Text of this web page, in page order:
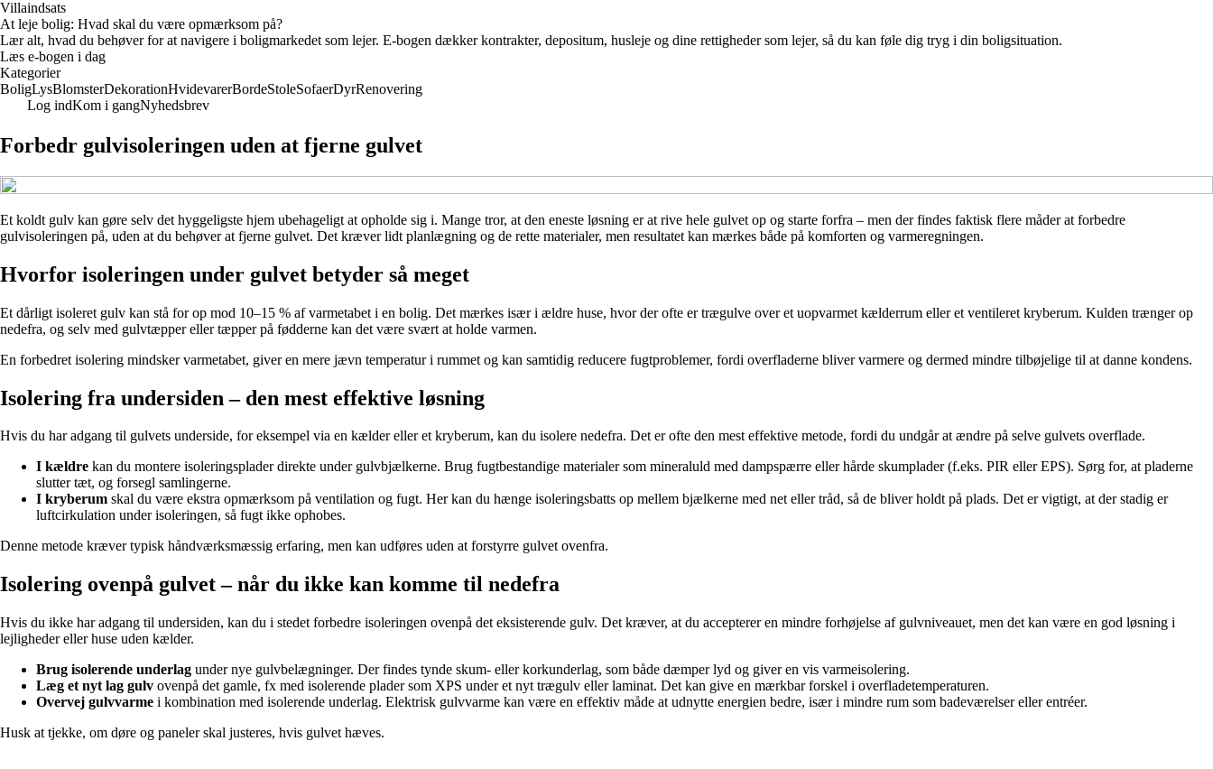
Villaindsats
At leje bolig: Hvad skal du være opmærksom på?
Lær alt, hvad du behøver for at navigere i boligmarkedet som lejer. E-bogen dækker kontrakter, depositum, husleje og dine rettigheder som lejer, så du kan føle dig tryg i din boligsituation.
Læs e-bogen i dag
Kategorier
BoligLysBlomsterDekorationHvidevarerBordeStoleSofaerDyrRenovering
Log indKom i gangNyhedsbrev
Forbedr gulvisoleringen uden at fjerne gulvet
Et koldt gulv kan gøre selv det hyggeligste hjem ubehageligt at opholde sig i. Mange tror, at den eneste løsning er at rive hele gulvet op og starte forfra – men der findes faktisk flere måder at forbedre
gulvisoleringen på, uden at du behøver at fjerne gulvet. Det kræver lidt planlægning og de rette materialer, men resultatet kan mærkes både på komforten og varmeregningen.
Hvorfor isoleringen under gulvet betyder så meget
Et dårligt isoleret gulv kan stå for op mod 10–15 % af varmetabet i en bolig. Det mærkes især i ældre huse, hvor der ofte er trægulve over et uopvarmet kælderrum eller et ventileret kryberum. Kulden trænger op
nedefra, og selv med gulvtæpper eller tæpper på fødderne kan det være svært at holde varmen.
En forbedret isolering mindsker varmetabet, giver en mere jævn temperatur i rummet og kan samtidig reducere fugtproblemer, fordi overfladerne bliver varmere og dermed mindre tilbøjelige til at danne kondens.
Isolering fra undersiden – den mest effektive løsning
Hvis du har adgang til gulvets underside, for eksempel via en kælder eller et kryberum, kan du isolere nedefra. Det er ofte den mest effektive metode, fordi du undgår at ændre på selve gulvets overflade.
I kældre kan du montere isoleringsplader direkte under gulvbjælkerne. Brug fugtbestandige materialer som mineraluld med dampspærre eller hårde skumplader (f.eks. PIR eller EPS). Sørg for, at pladerne
slutter tæt, og forsegl samlingerne.
I kryberum skal du være ekstra opmærksom på ventilation og fugt. Her kan du hænge isoleringsbatts op mellem bjælkerne med net eller tråd, så de bliver holdt på plads. Det er vigtigt, at der stadig er
luftcirkulation under isoleringen, så fugt ikke ophobes.
Denne metode kræver typisk håndværksmæssig erfaring, men kan udføres uden at forstyrre gulvet ovenfra.
Isolering ovenpå gulvet – når du ikke kan komme til nedefra
Hvis du ikke har adgang til undersiden, kan du i stedet forbedre isoleringen ovenpå det eksisterende gulv. Det kræver, at du accepterer en mindre forhøjelse af gulvniveauet, men det kan være en god løsning i
lejligheder eller huse uden kælder.
Brug isolerende underlag under nye gulvbelægninger. Der findes tynde skum- eller korkunderlag, som både dæmper lyd og giver en vis varmeisolering.
Læg et nyt lag gulv ovenpå det gamle, fx med isolerende plader som XPS under et nyt trægulv eller laminat. Det kan give en mærkbar forskel i overfladetemperaturen.
Overvej gulvvarme i kombination med isolerende underlag. Elektrisk gulvvarme kan være en effektiv måde at udnytte energien bedre, især i mindre rum som badeværelser eller entréer.
Husk at tjekke, om døre og paneler skal justeres, hvis gulvet hæves.